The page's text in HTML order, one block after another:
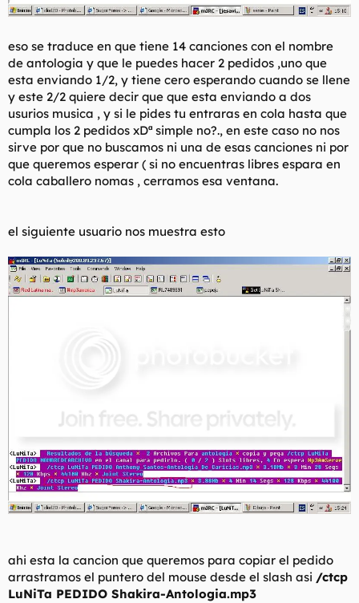
eso se traduce en que tiene 14 canciones con el nombre
de antologia y que le puedes hacer 2 pedidos ,uno que
esta enviando 1/2, y tiene cero esperando cuando se llene
y este 2/2 quiere decir que que esta enviando a dos
usurios musica , y si le pides tu entraras en cola hasta que
cumpla los 2 pedidos xDª simple no?., en este caso no nos
sirve por que no buscamos ni una de esas canciones ni por
que queremos esperar ( si no encuentras libres espara en
cola caballero nomas , cerramos esa ventana.
el siguiente usuario nos muestra esto
ahi esta la cancion que queremos para copiar el pedido
arrastramos el puntero del mouse desde el slash asi /ctcp
LuNiTa PEDIDO Shakira-Antologia.mp3